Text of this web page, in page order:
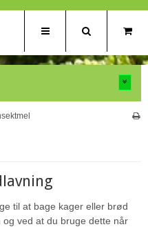
til at bage kager eller brød
ved at du bruge dette når